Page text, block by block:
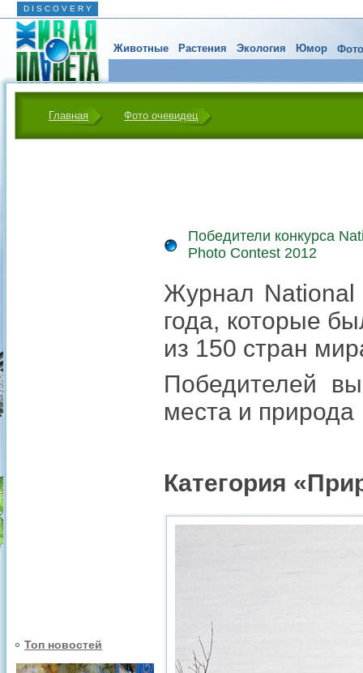
D I S C O V E R Y
Животные Растения Экология Юмор
Главная Фото очевидец
Топ новостей
Победители конкурса
Photo Contest 2012
Журнал National
года, которые
из 150 стран
Победителей
места и природа
Категория